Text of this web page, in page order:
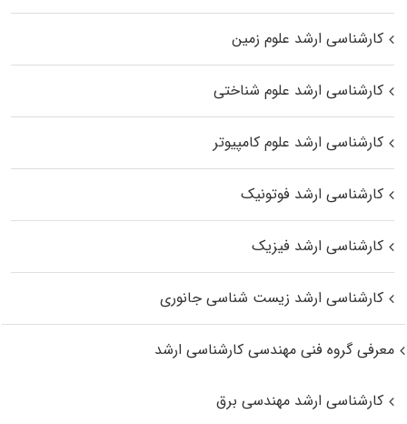
کارشناسی ارشد علوم زمین
کارشناسی ارشد علوم شناختی
کارشناسی ارشد علوم کامپیوتر
کارشناسی ارشد فوتونیک
کارشناسی ارشد فیزیک
کارشناسی ارشد زیست‌ شناسی جانوری
معرفی گروه فنی مهندسی کارشناسی ارشد
کارشناسی ارشد مهندسی برق